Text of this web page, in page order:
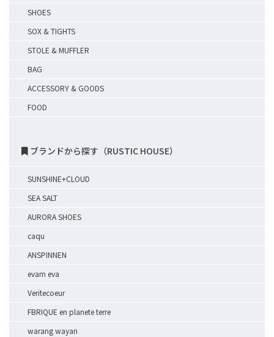
SHOES
SOX & TIGHTS
STOLE & MUFFLER
BAG
ACCESSORY & GOODS
FOOD
ブランドから探す（RUSTIC HOUSE）
SUNSHINE+CLOUD
SEA SALT
AURORA SHOES
caqu
ANSPINNEN
evam eva
Veritecoeur
FBRIQUE en planete terre
warang wayan